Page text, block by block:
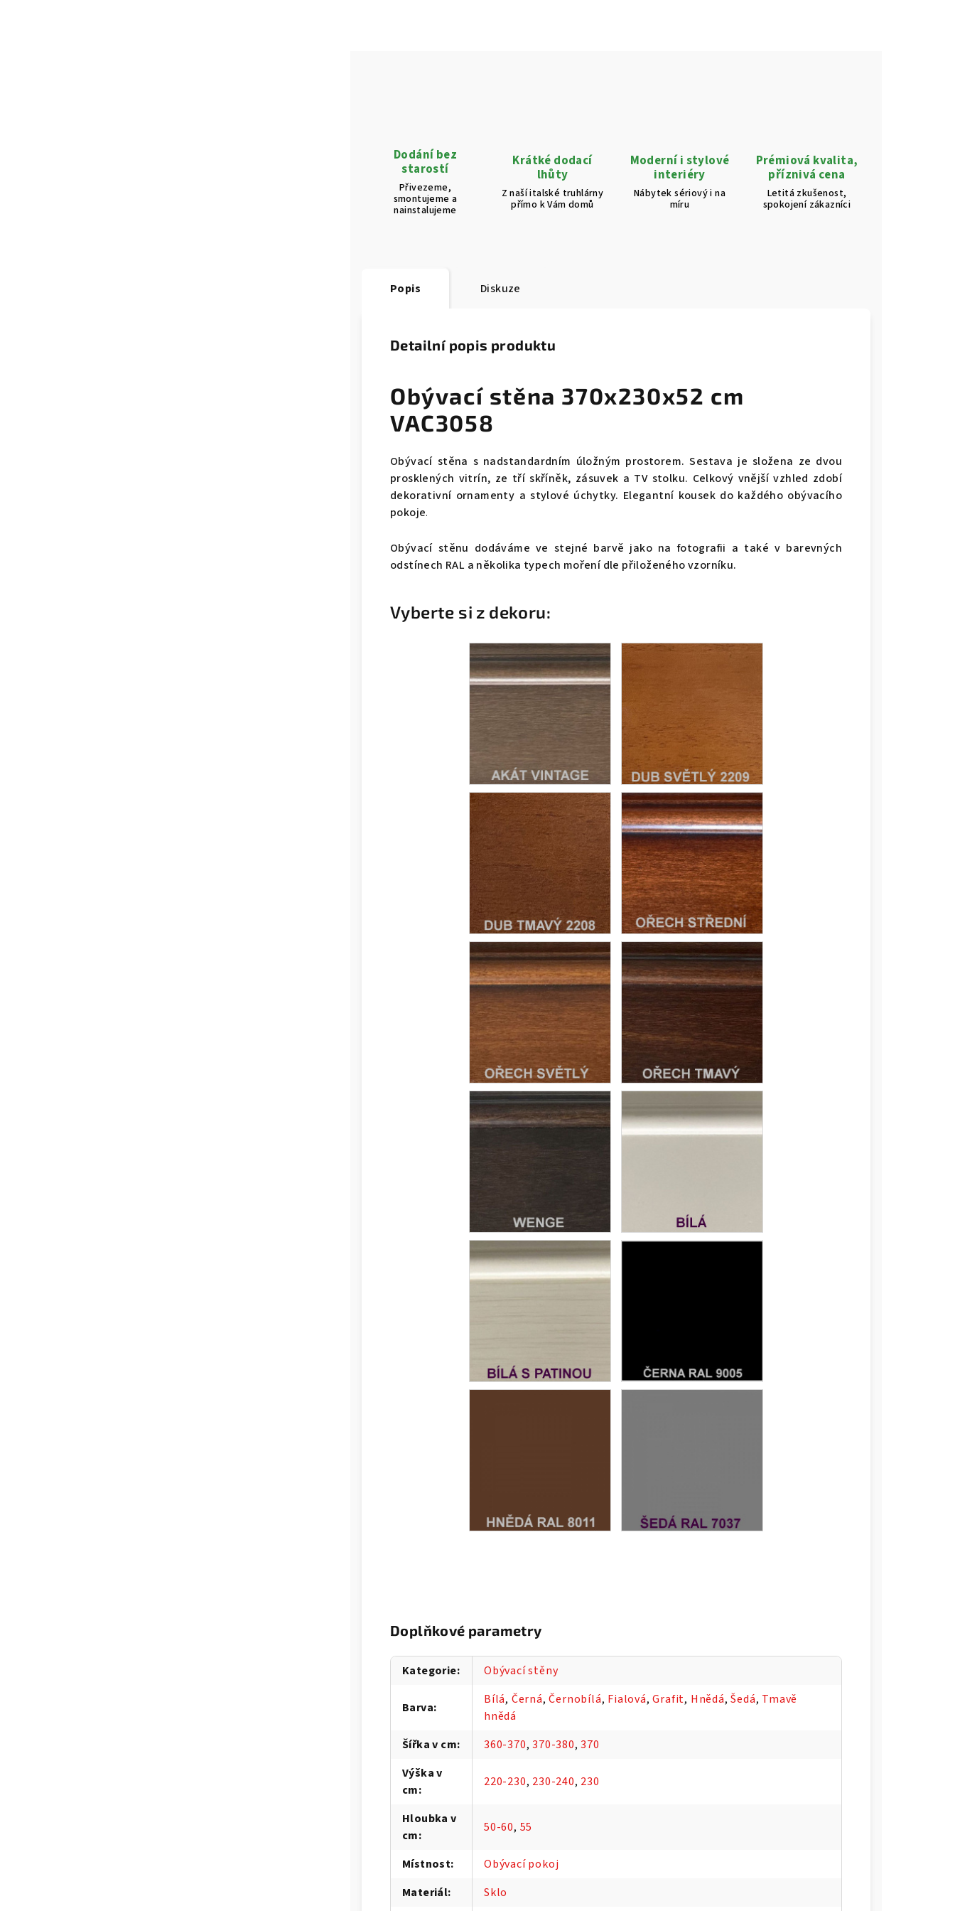
Dodání bez
starostí
Přivezeme,
smontujeme a
nainstalujeme
Krátké dodací
lhůty
Z naší italské truhlárny
přímo k Vám domů
Moderní i stylové
interiéry
Nábytek sériový i na
míru
Prémiová kvalita,
příznivá cena
Letitá zkušenost,
spokojení zákazníci
Popis Diskuze
Detailní popis produktu
Obývací stěna 370x230x52 cm
VAC3058
Obývací stěna s nadstandardním úložným prostorem. Sestava je složena ze dvou
prosklených vitrín, ze tří skříněk, zásuvek a TV stolku. Celkový vnější vzhled zdobí
dekorativní ornamenty a stylové úchytky. Elegantní kousek do každého obývacího
pokoje.
Obývací stěnu dodáváme ve stejné barvě jako na fotografii a také v barevných
odstínech RAL a několika typech moření dle přiloženého vzorníku.
Vyberte si z dekoru:
Doplňkové parametry
Kategorie: Obývací stěny
Barva:
Bílá, Černá,Černobílá, Fialová,Grafit, Hnědá,Šedá, Tmavě
hnědá
Šířka v cm: 360-370,370-380,370
Výška v
cm:
220-230, 230-240, 230
Hloubka v
cm:
50-60, 55
Místnost:
Obývací pokoj
Materiál: Sklo